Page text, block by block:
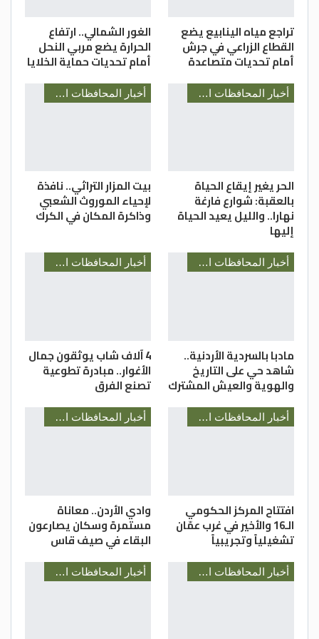
تراجع مياه الينابيع يضع
القطاع الزراعي في جرش
أمام تحديات متصاعدة
الغور الشمالي.. ارتفاع
الحرارة يضع مربي النحل
أمام تحديات حماية الخلايا
أخبار المحافظات الأردنية
الحر يغير إيقاع الحياة
بالعقبة: شوارع فارغة
نهارا.. والليل يعيد الحياة
إليها
أخبار المحافظات الأردنية
بيت المزار التراثي.. نافذة
لإحياء الموروث الشعبي
وذاكرة المكان في الكرك
أخبار المحافظات الأردنية
مادبا بالسردية الأردنية..
شاهد حي على التاريخ
والهوية والعيش المشترك
أخبار المحافظات الأردنية
4 آلاف شاب يوثقون جمال
الأغوار.. مبادرة تطوعية
تصنع الفرق
أخبار المحافظات الأردنية
افتتاح المركز الحكومي
الـ16 والأخير في غرب عمّان
تشغيلياً وتجريبياً
أخبار المحافظات الأردنية
وادي الأردن.. معاناة
مستمرة وسكان يصارعون
البقاء في صيف قاس
أخبار المحافظات الأردنية أخبار المحافظات الأردنية